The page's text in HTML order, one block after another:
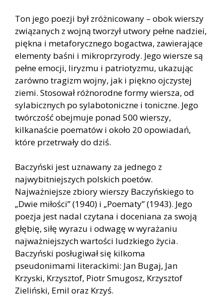
Ton jego poezji był zróżnicowany – obok wierszy
związanych z wojną tworzył utwory pełne nadziei,
piękna i metaforycznego bogactwa, zawierające
elementy baśni i mikroprzyrody. Jego wiersze są
pełne emocji, liryzmu i patriotyzmu, ukazując
zarówno tragizm wojny, jak i piękno ojczystej
ziemi. Stosował różnorodne formy wiersza, od
sylabicznych po sylabotoniczne i toniczne. Jego
twórczość obejmuje ponad 500 wierszy,
kilkanaście poematów i około 20 opowiadań,
które przetrwały do dziś.
Baczyński jest uznawany za jednego z
najwybitniejszych polskich poetów.
Najważniejsze zbiory wierszy Baczyńskiego to
„Dwie miłości” (1940) i „Poematy” (1943). Jego
poezja jest nadal czytana i doceniana za swoją
głębię, siłę wyrazu i odwagę w wyrażaniu
najważniejszych wartości ludzkiego życia.
Baczyński posługiwał się kilkoma
pseudonimami literackimi: Jan Bugaj, Jan
Krzyski, Krzysztof, Piotr Smugosz, Krzysztof
Zieliński, Emil oraz Krzyś.